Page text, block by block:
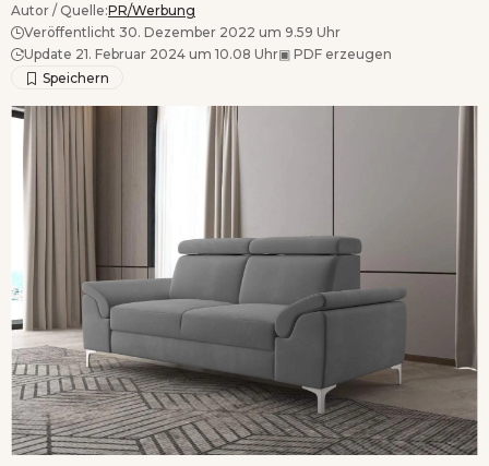
Autor / Quelle:PR/Werbung
Veröffentlicht 30. Dezember 2022 um 9.59 Uhr
Update 21. Februar 2024 um 10.08 Uhr▣ PDF erzeugen